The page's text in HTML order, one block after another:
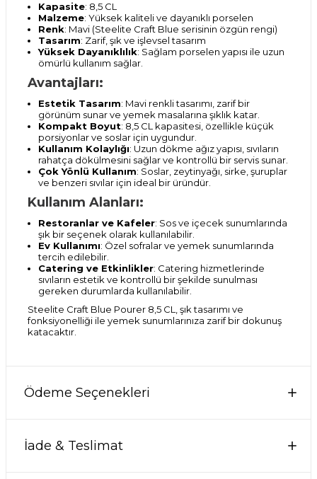
Kapasite: 8,5 CL
Malzeme: Yüksek kaliteli ve dayanıklı porselen
Renk: Mavi (Steelite Craft Blue serisinin özgün rengi)
Tasarım: Zarif, şık ve işlevsel tasarım
Yüksek Dayanıklılık: Sağlam porselen yapısı ile uzun
ömürlü kullanım sağlar.
Avantajları:
Estetik Tasarım: Mavi renkli tasarımı, zarif bir
görünüm sunar ve yemek masalarına şıklık katar.
Kompakt Boyut: 8,5 CL kapasitesi, özellikle küçük
porsiyonlar ve soslar için uygundur.
Kullanım Kolaylığı: Uzun dökme ağız yapısı, sıvıların
rahatça dökülmesini sağlar ve kontrollü bir servis sunar.
Çok Yönlü Kullanım: Soslar, zeytinyağı, sirke, şuruplar
ve benzeri sıvılar için ideal bir üründür.
Kullanım Alanları:
Restoranlar ve Kafeler: Sos ve içecek sunumlarında
şık bir seçenek olarak kullanılabilir.
Ev Kullanımı: Özel sofralar ve yemek sunumlarında
tercih edilebilir.
Catering ve Etkinlikler: Catering hizmetlerinde
sıvıların estetik ve kontrollü bir şekilde sunulması
gereken durumlarda kullanılabilir.
Steelite Craft Blue Pourer 8,5 CL, şık tasarımı ve
fonksiyonelliği ile yemek sunumlarınıza zarif bir dokunuş
katacaktır.
Ödeme Seçenekleri
İade & Teslimat